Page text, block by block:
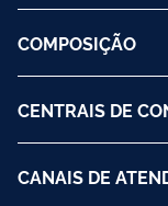
COMPOSIÇÃO
CENTRAIS DE
CANAIS DE